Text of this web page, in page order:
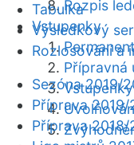
Rozpis
Vstupenky
Přípravná
Tabulka
Výsledkový
Rozlosování a
Sezóna 2019/
Příprava 2019/
Příprava 2018/